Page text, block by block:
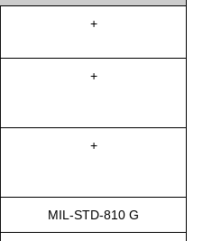
+
+
+
MIL-STD-810 G